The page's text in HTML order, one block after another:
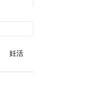
妊活